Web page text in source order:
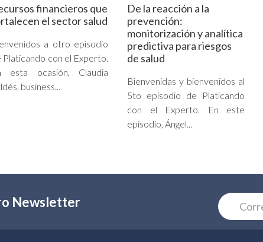
financieros que
el sector salud
a otro episodio
Platicando con el Experto.
esta ocasión, Claudia
business...
De la reacción a la
prevención:
monitorización y analítica
predictiva para riesgos
de salud
Bienvenidas y bienvenidos al
5to episodio de Platicando
con el Experto. En este
episodio, Ángel...
Newsletter